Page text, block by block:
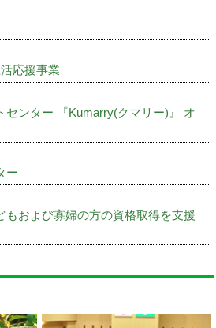
応援事業
センター 『Kumarry(クマリー)』 オ
ー
もおよび寡婦の方の資格取得を支援